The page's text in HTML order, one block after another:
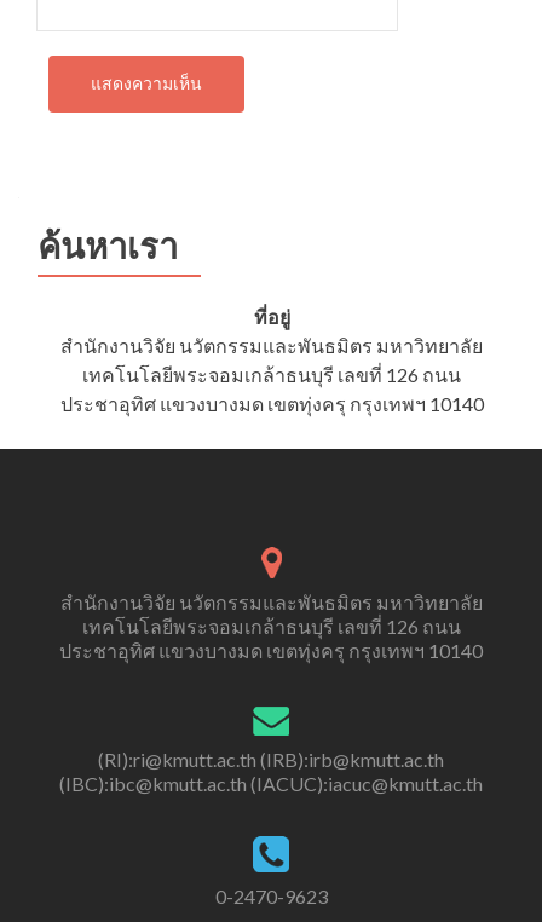
ค้นหาเรา
ที่อยู่
สำนักงานวิจัย นวัตกรรมและพันธมิตร มหาวิทยาลัย
เทคโนโลยีพระจอมเกล้าธนบุรี เลขที่ 126 ถนน
ประชาอุทิศ แขวงบางมด เขตทุ่งครุ กรุงเทพฯ 10140
สำนักงานวิจัย นวัตกรรมและพันธมิตร มหาวิทยาลัย
เทคโนโลยีพระจอมเกล้าธนบุรี เลขที่ 126 ถนน
ประชาอุทิศ แขวงบางมด เขตทุ่งครุ กรุงเทพฯ 10140
(RI):ri@kmutt.ac.th (IRB):irb@kmutt.ac.th
(IBC):ibc@kmutt.ac.th (IACUC):iacuc@kmutt.ac.th
0-2470-9623